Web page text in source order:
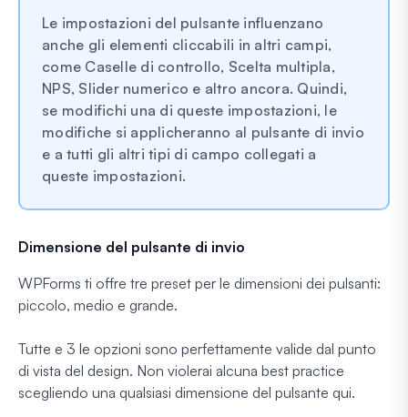
Le impostazioni del pulsante influenzano
anche gli elementi cliccabili in altri campi,
come Caselle di controllo, Scelta multipla,
NPS, Slider numerico e altro ancora. Quindi,
se modifichi una di queste impostazioni, le
modifiche si applicheranno al pulsante di invio
e a tutti gli altri tipi di campo collegati a
queste impostazioni.
Dimensione del pulsante di invio
WPForms ti offre tre preset per le dimensioni dei pulsanti:
piccolo, medio e grande.
Tutte e 3 le opzioni sono perfettamente valide dal punto
di vista del design. Non violerai alcuna best practice
scegliendo una qualsiasi dimensione del pulsante qui.